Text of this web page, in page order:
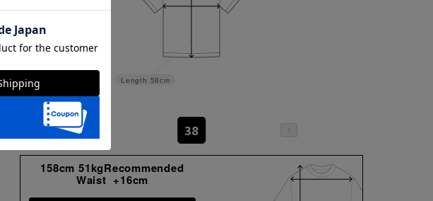
Length 58cm
38
158cm 51kgRecommended
Waist +16cm